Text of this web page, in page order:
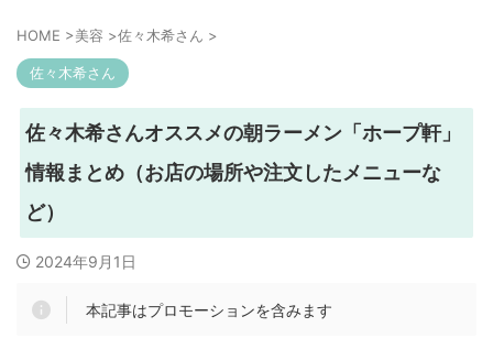
HOME >美容 >佐々木希さん >
佐々木希さん
佐々木希さんオススメの朝ラーメン「ホープ軒」
情報まとめ（お店の場所や注文したメニューな
ど）
2024年9月1日
本記事はプロモーションを含みます